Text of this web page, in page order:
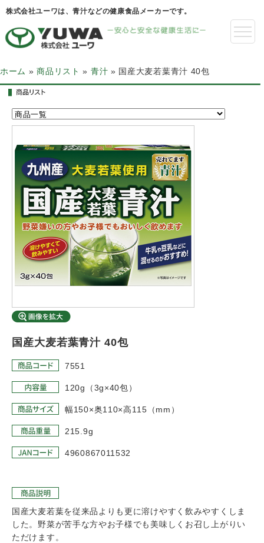
株式会社ユーワは、青汁などの健康食品メーカーです。
ホーム »商品リスト » 青汁 » 国産大麦若葉青汁 40包
国産大麦若葉青汁 40包
7551
120g（3g×40包）
幅150×奥110×高115（mm）
215.9g
4960867011532
国産大麦若葉を従来品よりも更に溶けやすく飲みやすくしま
した。野菜が苦手な方やお子様でも美味しくお召し上がりい
ただけます。